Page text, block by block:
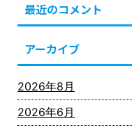
最近のコメント
アーカイブ
2026年8月
2026年6月